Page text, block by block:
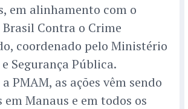
em alinhamento com o
Contra o Crime
coordenado pelo Ministério
Segurança Pública.
PMAM, as ações vêm sendo
Manaus e em todos os